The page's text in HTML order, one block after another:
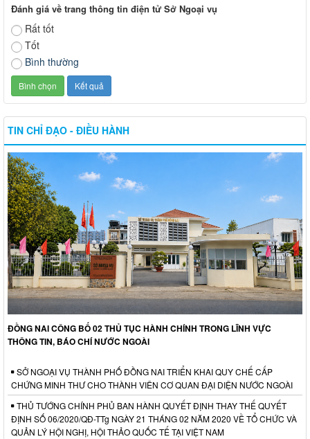
Đánh giá về trang thông tin điện tử Sở Ngoại vụ
Rất tốt
Tốt
Bình thường
TIN CHỈ ĐẠO - ĐIỀU HÀNH
ĐỒNG NAI CÔNG BỐ 02 THỦ TỤC HÀNH CHÍNH TRONG LĨNH VỰC
THÔNG TIN, BÁO CHÍ NƯỚC NGOÀI
SỞ NGOẠI VỤ THÀNH PHỐ ĐỒNG NAI TRIỂN KHAI QUY CHẾ CẤP
CHỨNG MINH THƯ CHO THÀNH VIÊN CƠ QUAN ĐẠI DIỆN NƯỚC NGOÀI
THỦ TƯỚNG CHÍNH PHỦ BAN HÀNH QUYẾT ĐỊNH THAY THẾ QUYẾT
ĐỊNH SỐ 06/2020/QĐ-TTg NGÀY 21 THÁNG 02 NĂM 2020 VỀ TỔ CHỨC VÀ
QUẢN LÝ HỘI NGHỊ, HỘI THẢO QUỐC TẾ TẠI VIỆT NAM